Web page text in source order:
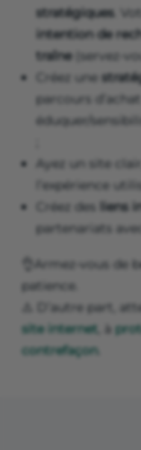
stratégiques.
intention de
traîne (servez-
Créez une
parcours
éduquer/
Ayez un site
l’expérience
Créez des liens
partenariats
👌Armez-vous de
patience.
⚠️ D’autre part,
site internet , à
contrefaçon.